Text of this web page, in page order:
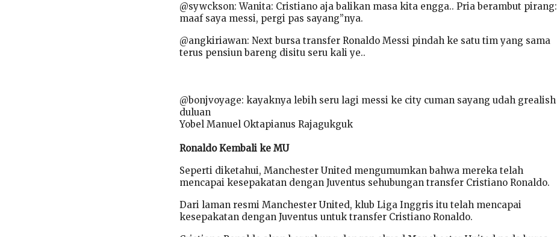
@sywckson: Wanita: Cristiano aja balikan masa kita engga.. Pria berambut pirang:
maaf saya messi, pergi pas sayang”nya.
@angkiriawan: Next bursa transfer Ronaldo Messi pindah ke satu tim yang sama
terus pensiun bareng disitu seru kali ye..
@bonjvoyage: kayaknya lebih seru lagi messi ke city cuman sayang udah grealish
duluan
Yobel Manuel Oktapianus Rajagukguk
Ronaldo Kembali ke MU
Seperti diketahui, Manchester United mengumumkan bahwa mereka telah
mencapai kesepakatan dengan Juventus sehubungan transfer Cristiano Ronaldo.
Dari laman resmi Manchester United, klub Liga Inggris itu telah mencapai
kesepakatan dengan Juventus untuk transfer Cristiano Ronaldo.